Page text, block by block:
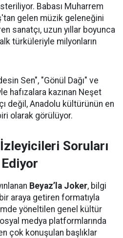
Babası Muharrem
gelen müzik geleneğini
sanatçı, uzun yıllar boyunca
türküleriyle milyonların
Sen", "Gönül Dağı" ve
hafızalara kazınan Neşet
değil, Anadolu kültürünün en
olarak görülüyor.
Soruları
Beyaz’la Joker, bilgi
araya getiren formatıyla
yöneltilen genel kültür
medya platformlarında
çok konuşulan başlıklar